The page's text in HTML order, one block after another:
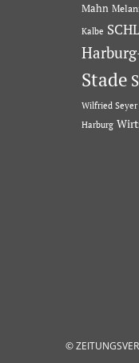
Mahn
Kalbe
Stade
Wilfried Seyer
Harburg
©